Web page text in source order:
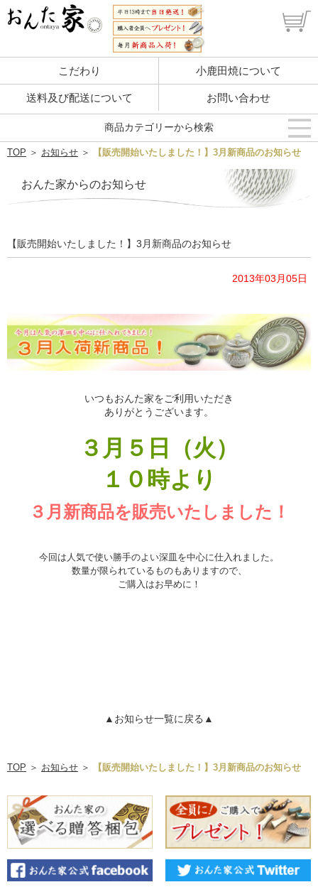
こだわり 小鹿田焼について
送料及び配送について お問い合わせ
TOP ＞ お知らせ ＞ 【販売開始いたしました！】3月新商品のお知らせ
おんた家からのお知らせ
【販売開始いたしました！】3月新商品のお知らせ
2013年03月05日
いつもおんた家をご利用いただき
ありがとうございます。
３ 月５日（火）
１０時より
３月新商品を販売いたしました ！
今回は人気で使い勝手のよい深皿を中心に仕入れました。
数量が限られているものもありますので、
ご購入はお早めに！
▲お知らせ一覧に戻る▲
TOP ＞ お知らせ ＞ 【販売開始いたしました！】3月新商品のお知らせ
商品カテゴリーから検索